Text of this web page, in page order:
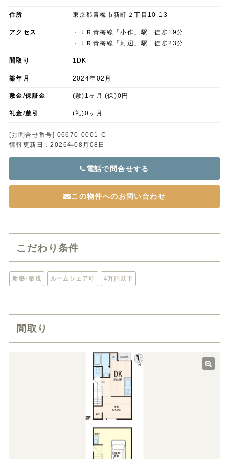
住所 東京都青梅市新町２丁目10-13
アクセス
・ＪＲ青梅線「小作」駅 徒歩19分
・ＪＲ青梅線「河辺」駅 徒歩23分
間取り 1DK
築年月 2024年02月
敷金/保証金 (敷)1ヶ月 (保)0円
礼金/敷引 (礼)0ヶ月
[お問合せ番号] 06670-0001-C
情報更新日：2026年08月08日
電話で問合せする
この物件へのお問い合わせ
こだわり条件
新築･築浅 ルームシェア可 4万円以下
間取り